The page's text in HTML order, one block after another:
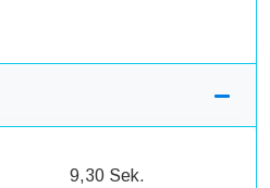
9,30 Sek.